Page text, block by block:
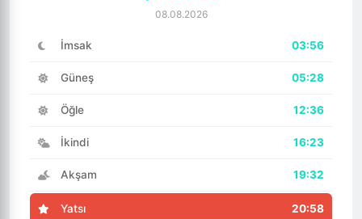
08.08.2026
İmsak 03:56
Güneş 05:28
Öğle 12:36
İkindi 16:23
Akşam 19:32
Yatsı 20:58